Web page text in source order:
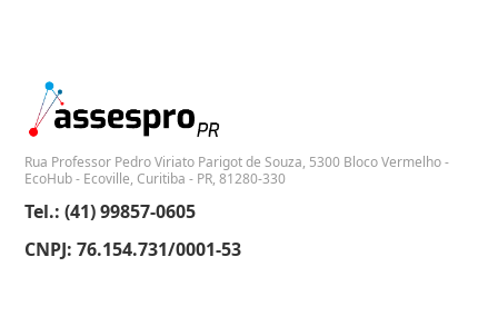
Rua Professor Pedro Viriato Parigot de Souza, 5300 Bloco Vermelho -
EcoHub - Ecoville, Curitiba - PR, 81280-330
Tel.: (41) 99857-0605
CNPJ: 76.154.731/0001-53